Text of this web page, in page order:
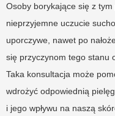
Osoby borykające się z
nieprzyjemne uczucie
uporczywe, nawet po
się przyczynom tego stanu
Taka konsultacja może
wdrożyć odpowiednią
i jego wpływu na naszą